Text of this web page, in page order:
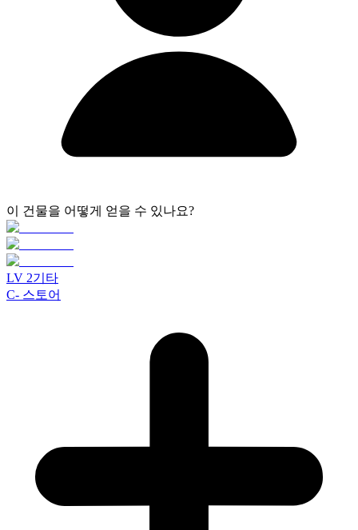
이 건물을 어떻게 얻을 수 있나요?
LV 2기타
C- 스토어